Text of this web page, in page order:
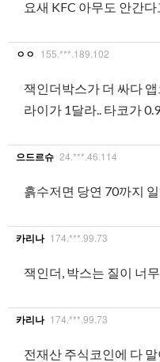
요새 KFC 아무도 안간
ㅇㅇ 155.***.189.102
잭인더박스가 더 싸다
라이가 1달라.. 타코가
으드르슈 24.***.46.114
흙수저면 당연 70까지
카리나 174.***.99.73
잭인더, 박스는 질이 너
카리나 174.***.99.73
전재산 주식코인에 다